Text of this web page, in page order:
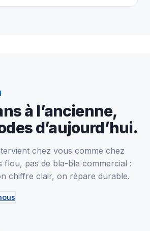
à l’ancienne,
d’aujourd’hui.
chez vous comme chez
flou, pas de bla-bla commercial :
chiffre clair, on répare durable.